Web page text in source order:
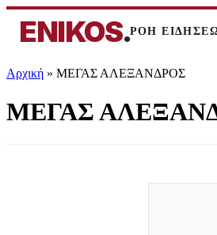
ENIKOS.ΡΟΗ
Αρχική » ΜΕΓΑΣ ΑΛΕΞΑΝΔΡΟΣ
ΜΕΓΑΣ